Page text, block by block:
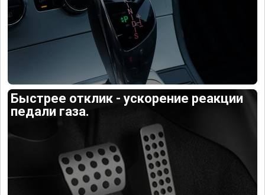
Быстрее отклик - ускорение реакции
педали газа.